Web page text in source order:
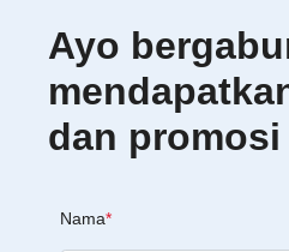
Ayo
dan
Nama*